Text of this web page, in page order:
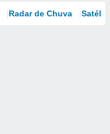
Radar de Chuva